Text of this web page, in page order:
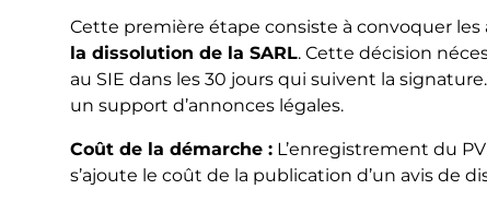
Cette première étape consiste à convoquer les
la dissolution de la SARL. Cette décision
au SIE dans les 30 jours qui suivent la
un support d’annonces légales.
Coût de la démarche : L’enregistrement du
s’ajoute le coût de la publication d’un avis de